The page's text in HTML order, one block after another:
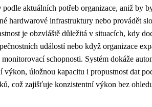
podle aktuálních potřeb organizace, aniž by
hardwarové infrastruktury nebo provádět
je obzvláště důležitá v situacích, kdy
událostí nebo když organizace
schopnosti. Systém dokáže
výkon, úložnou kapacitu i propustnost dat
což zajišťuje konzistentní výkon bez